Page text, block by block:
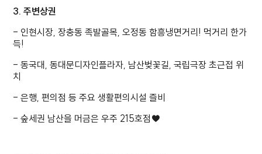
3. 주변상권
- 인현시장, 장충동 족발골목, 오정동 함흥냉면거리! 먹거리 한가
득!
- 동국대, 동대문디자인플라자, 남산벚꽃길, 국립극장 초근접 위
치
- 은행, 편의점 등 주요 생활편의시설 즐비
- 숲세권 남산을 머금은 우주 215호점♥